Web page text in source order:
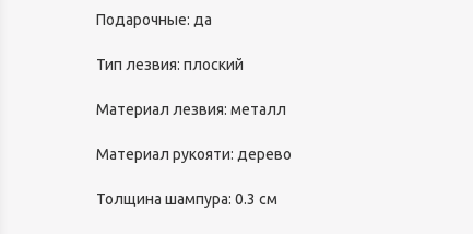
Подарочные: да
Тип лезвия: плоский
Материал лезвия: металл
Материал рукояти: дерево
Толщина шампура: 0.3 см